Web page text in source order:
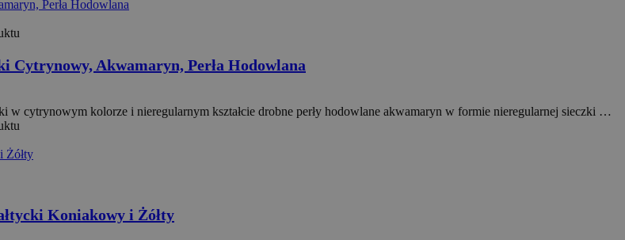
Cytrynowy, Akwamaryn, Perła Hodowlana
cytrynowym kolorze i nieregularnym kształcie drobne perły hodowlane akwamaryn w formie nieregularnej sieczki …
Koniakowy i Żółty
czasie rzeczywistym od reklamodawców zewnętrznych